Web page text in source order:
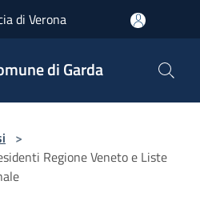
di Verona
di Garda
>
Regione Veneto e Liste